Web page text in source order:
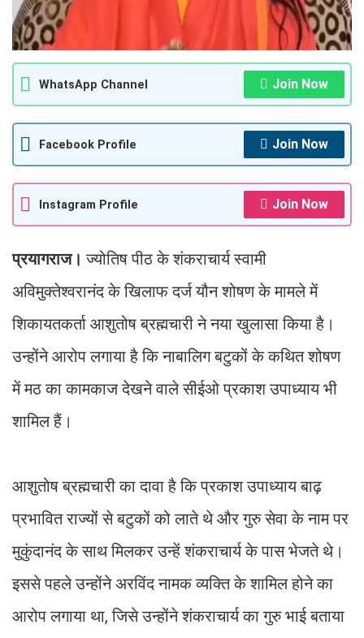
WhatsApp Channel Join Now
Facebook Profile Join Now
Instagram Profile Join Now
प्रयागराज। ज्योतिष पीठ के शंकराचार्य स्वामी
अविमुक्तेश्वरानंद के खिलाफ दर्ज यौन शोषण के मामले में
शिकायतकर्ता आशुतोष ब्रह्मचारी ने नया खुलासा किया है।
उन्होंने आरोप लगाया है कि नाबालिग बटुकों के कथित शोषण
में मठ का कामकाज देखने वाले सीईओ प्रकाश उपाध्याय भी
शामिल हैं।
आशुतोष ब्रह्मचारी का दावा है कि प्रकाश उपाध्याय बाढ़
प्रभावित राज्यों से बटुकों को लाते थे और गुरु सेवा के नाम पर
मुकुंदानंद के साथ मिलकर उन्हें शंकराचार्य के पास भेजते थे।
इससे पहले उन्होंने अरविंद नामक व्यक्ति के शामिल होने का
आरोप लगाया था, जिसे उन्होंने शंकराचार्य का गुरु भाई बताया